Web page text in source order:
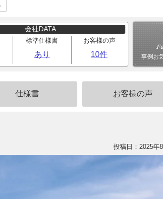
会社DATA
標準仕様書
あり
お客様の声
10件 事例お
仕様書 お客様の声
投稿日：2025年